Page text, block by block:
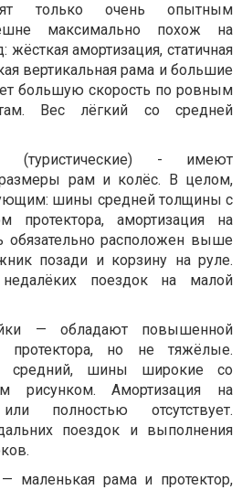
только очень опытным
максимально похож на
амортизация, статичная
вертикальная рама и большие
большую скорость по ровным
Вес лёгкий со средней
(туристические) - имеют
рам и колёс. В целом,
шины средней толщины с
протектора, амортизация на
обязательно расположен выше
позади и корзину на руле.
поездок на малой
— обладают повышенной
но не тяжёлые.
средний, шины широкие со
рисунком. Амортизация на
полностью отсутствует.
поездок и выполнения
маленькая рама и протектор,